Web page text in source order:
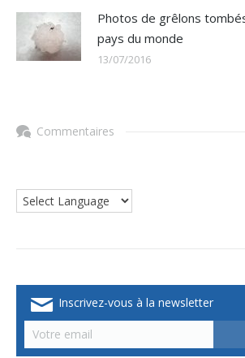
Photos de grêlons
pays du monde
13/07/2016
Commentaires
Inscrivez-vous à la newsletter